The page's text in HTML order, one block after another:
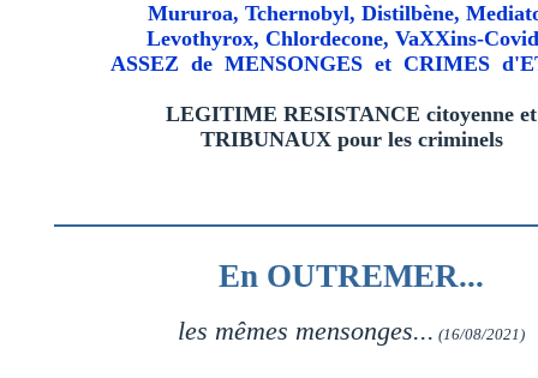
Mururoa, Tchernobyl, Distilbène,
Levothyrox, Chlordecone, VaXXins-
ASSEZ de MENSONGES et CRIMES
LEGITIME RESISTANCE citoyenne et
TRIBUNAUX pour les criminels
En OUTREMER...
les mêmes mensonges... (16/08/2021)